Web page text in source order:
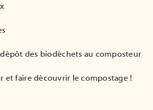
des biodéchets au composteur
et faire découvrir le compostage !